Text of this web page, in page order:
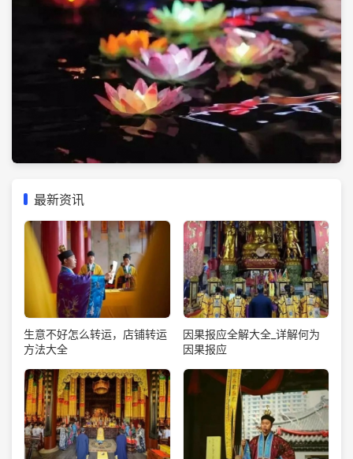
最新资讯
生意不好怎么转运，店铺转运
方法大全
因果报应全解大全_详解何为
因果报应